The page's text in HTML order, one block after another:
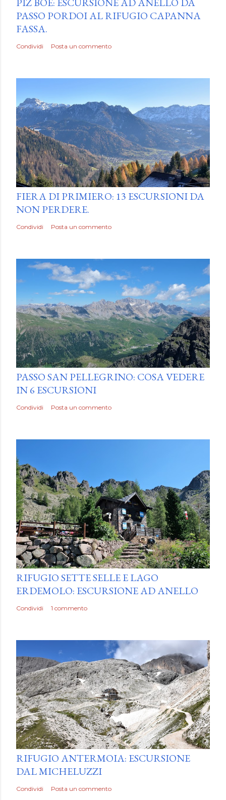
PASSO PORDOI AL RIFUGIO CAPANNA
FASSA.
Condividi Posta un commento
byLuca Mattiello
FIERA DI PRIMIERO: 13 ESCURSIONI DA
NON PERDERE.
Condividi Posta un commento
byLuca Mattiello
PASSO SAN PELLEGRINO: COSA VEDERE
IN 6 ESCURSIONI
Condividi Posta un commento
byLuca Mattiello
RIFUGIO SETTE SELLE E LAGO
ERDEMOLO: ESCURSIONE AD ANELLO
Condividi 1 commento
byLuca Mattiello
RIFUGIO ANTERMOIA: ESCURSIONE
DAL MICHELUZZI
Condividi Posta un commento